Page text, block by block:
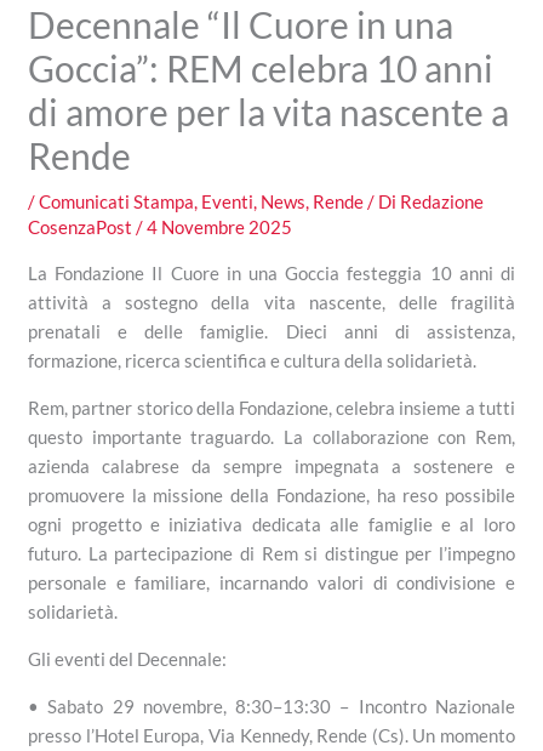
Decennale “Il Cuore in una
Goccia”: REM celebra 10 anni
di amore per la vita nascente a
Rende
/Comunicati Stampa Eventi News Rende / Di Redazione
CosenzaPost /4 Novembre 2025
La Fondazione Il Cuore in una Goccia festeggia 10 anni di
attività a sostegno della vita nascente, delle fragilità
prenatali e delle famiglie. Dieci anni di assistenza,
formazione, ricerca scientifica e cultura della solidarietà.
Rem, partner storico della Fondazione, celebra insieme a tutti
questo importante traguardo. La collaborazione con Rem,
azienda calabrese da sempre impegnata a sostenere e
promuovere la missione della Fondazione, ha reso possibile
ogni progetto e iniziativa dedicata alle famiglie e al loro
futuro. La partecipazione di Rem si distingue per l’impegno
personale e familiare, incarnando valori di condivisione e
solidarietà.
Gli eventi del Decennale:
• Sabato 29 novembre, 8:30–13:30 – Incontro Nazionale
presso l’Hotel Europa, Via Kennedy, Rende (Cs). Un momento